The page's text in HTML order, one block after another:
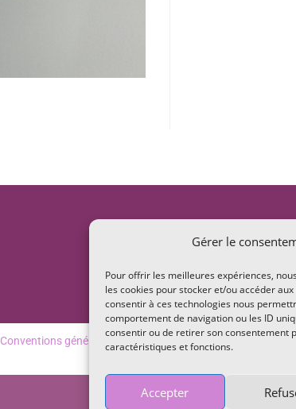
Gérer le
Pour offrir les meilleures expériences,
les cookies pour stocker et/ou accéder
consentir à ces technologies nous
comportement de navigation ou les ID
consentir ou de retirer son consentement
caractéristiques et fonctions.
Accepter
Conventions générales de ventes